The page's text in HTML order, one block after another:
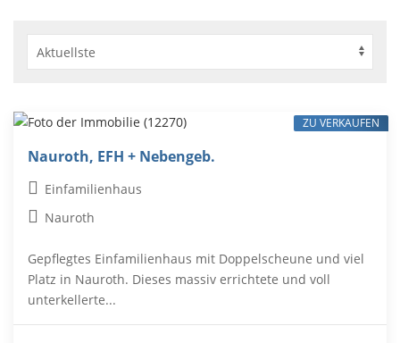
Nauroth, EFH + Nebengeb.
Einfamilienhaus
Nauroth
Gepflegtes Einfamilienhaus mit Doppelscheune und viel
Platz in Nauroth. Dieses massiv errichtete und voll
unterkellerte...
ZU VERKAUFEN